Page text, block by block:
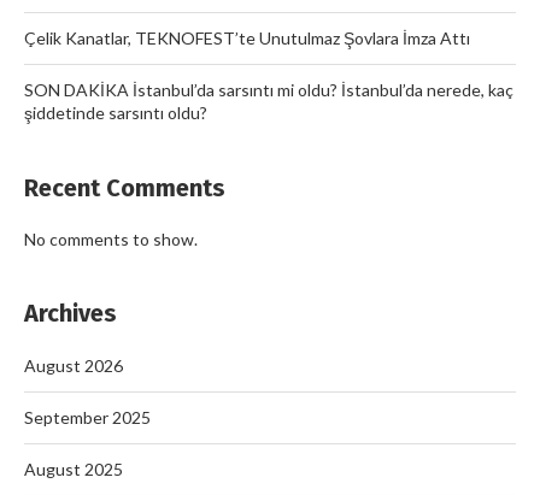
Çelik Kanatlar, TEKNOFEST’te Unutulmaz Şovlara İmza Attı
SON DAKİKA İstanbul’da sarsıntı mi oldu? İstanbul’da nerede, kaç
şiddetinde sarsıntı oldu?
Recent Comments
No comments to show.
Archives
August 2026
September 2025
August 2025